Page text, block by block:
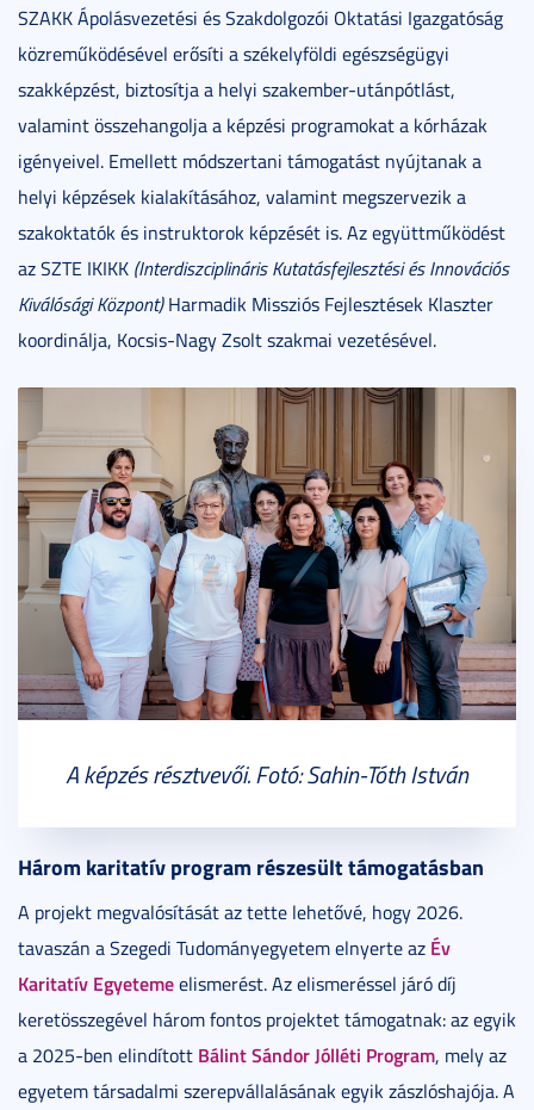
SZAKK Ápolásvezetési és Szakdolgozói Oktatási Igazgatóság
közreműködésével erősíti a székelyföldi egészségügyi
szakképzést, biztosítja a helyi szakember-utánpótlást,
valamint összehangolja a képzési programokat a kórházak
igényeivel. Emellett módszertani támogatást nyújtanak a
helyi képzések kialakításához, valamint megszervezik a
szakoktatók és instruktorok képzését is. Az együttműködést
az SZTE IKIKK (Interdiszciplináris Kutatásfejlesztési és Innovációs
Kiválósági Központ)Harmadik Missziós Fejlesztések Klaszter
koordinálja, Kocsis-Nagy Zsolt szakmai vezetésével.
A képzés résztvevői. Fotó: Sahin-Tóth István
Három karitatív program részesült támogatásban
A projekt megvalósítását az tette lehetővé, hogy 2026.
tavaszán a Szegedi Tudományegyetem elnyerte az Év
Karitatív Egyetemeelismerést. Az elismeréssel járó díj
keretösszegével három fontos projektet támogatnak: az egyik
a 2025-ben elindított Bálint Sándor Jólléti Program, mely az
egyetem társadalmi szerepvállalásának egyik zászlóshajója. A